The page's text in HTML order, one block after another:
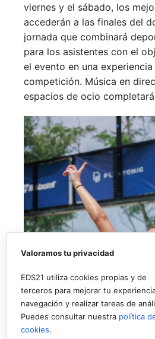
viernes y el sábado, los
accederán a las finales del
jornada que combinará
para los asistentes con el
el evento en una
competición. Música en
espacios de ocio
Valoramos tu privacidad
EDS21 utiliza cookies propias y de
terceros para mejorar tu
navegación y realizar tareas de
Puedes consultar nuestra política
cookies.